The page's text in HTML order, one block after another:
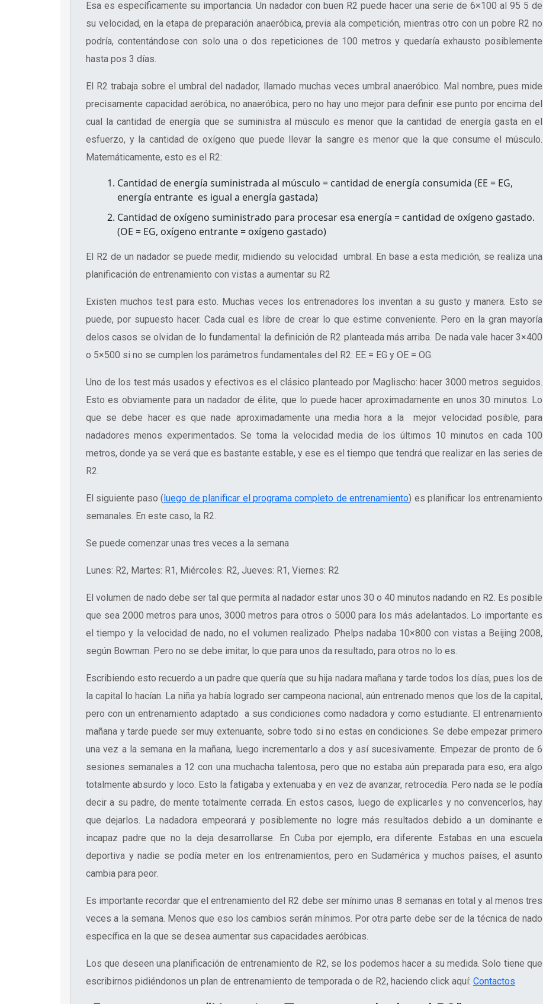
Esa es específicamente su importancia. Un nadador con buen R2 puede hacer una serie de 6×100 al 95 5 de
su velocidad, en la etapa de preparación anaeróbica, previa ala competición, mientras otro con un pobre R2 no
podría, contentándose con solo una o dos repeticiones de 100 metros y quedaría exhausto posiblemente
hasta pos 3 días.
El R2 trabaja sobre el umbral del nadador, llamado muchas veces umbral anaeróbico. Mal nombre, pues mide
precisamente capacidad aeróbica, no anaeróbica, pero no hay uno mejor para definir ese punto por encima del
cual la cantidad de energía que se suministra al músculo es menor que la cantidad de energía gasta en el
esfuerzo, y la cantidad de oxígeno que puede llevar la sangre es menor que la que consume el músculo.
Matemáticamente, esto es el R2:
Cantidad de energía suministrada al músculo = cantidad de energía consumida (EE = EG,
energía entrante es igual a energía gastada)
Cantidad de oxígeno suministrado para procesar esa energía = cantidad de oxígeno gastado.
(OE = EG, oxígeno entrante = oxígeno gastado)
El R2 de un nadador se puede medir, midiendo su velocidad umbral. En base a esta medición, se realiza una
planificación de entrenamiento con vistas a aumentar su R2
Existen muchos test para esto. Muchas veces los entrenadores los inventan a su gusto y manera. Esto se
puede, por supuesto hacer. Cada cual es libre de crear lo que estime conveniente. Pero en la gran mayoría
delos casos se olvidan de lo fundamental: la definición de R2 planteada más arriba. De nada vale hacer 3×400
o 5×500 si no se cumplen los parámetros fundamentales del R2: EE = EG y OE = OG.
Uno de los test más usados y efectivos es el clásico planteado por Maglischo:hacer 3000 metros seguidos.
Esto es obviamente para un nadador de élite, que lo puede hacer aproximadamente en unos 30 minutos. Lo
que se debe hacer es que nade aproximadamente una media hora a la mejor velocidad posible, para
nadadores menos experimentados. Se toma la velocidad media de los últimos 10 minutos en cada 100
metros, donde ya se verá que es bastante estable, y ese es el tiempo que tendrá que realizar en las series de
R2.
El siguiente paso (luego de planificar el programa completo de entrenamiento) es planificar los entrenamiento
semanales. En este caso, la R2.
Se puede comenzar unas tres veces a la semana
Lunes: R2, Martes: R1, Miércoles: R2, Jueves: R1, Viernes: R2
El volumen de nado debe ser tal que permita al nadador estar unos 30 o 40 minutos nadando en R2. Es posible
que sea 2000 metros para unos, 3000 metros para otros o 5000 para los más adelantados. Lo importante es
el tiempo y la velocidad de nado, no el volumen realizado. Phelps nadaba 10×800 con vistas a Beijing 2008,
según Bowman. Pero no se debe imitar, lo que para unos da resultado, para otros no lo es.
Escribiendo esto recuerdo a un padre que quería que su hija nadara mañana y tarde todos los días, pues los de
la capital lo hacían. La niña ya había logrado ser campeona nacional, aún entrenado menos que los de la capital,
pero con un entrenamiento adaptado a sus condiciones como nadadora y como estudiante. El entrenamiento
mañana y tarde puede ser muy extenuante, sobre todo si no estas en condiciones. Se debe empezar primero
una vez a la semana en la mañana, luego incrementarlo a dos y así sucesivamente. Empezar de pronto de 6
sesiones semanales a 12 con una muchacha talentosa, pero que no estaba aún preparada para eso, era algo
totalmente absurdo y loco. Esto la fatigaba y extenuaba y en vez de avanzar, retrocedía. Pero nada se le podía
decir a su padre, de mente totalmente cerrada. En estos casos, luego de explicarles y no convencerlos, hay
que dejarlos. La nadadora empeorará y posiblemente no logre más resultados debido a un dominante e
incapaz padre que no la deja desarrollarse. En Cuba por ejemplo, era diferente. Estabas en una escuela
deportiva y nadie se podía meter en los entrenamientos, pero en Sudamérica y muchos países, el asunto
cambia para peor.
Es importante recordar que el entrenamiento del R2 debe ser mínimo unas 8 semanas en total y al menos tres
veces a la semana. Menos que eso los cambios serán mínimos. Por otra parte debe ser de la técnica de nado
específica en la que se desea aumentar sus capacidades aeróbicas.
Los que deseen una planificación de entrenamiento de R2, se los podemos hacer a su medida. Solo tiene que
escribirnos pidiéndonos un plan de entrenamiento de temporada o de R2, haciendo click aquí: Contactos